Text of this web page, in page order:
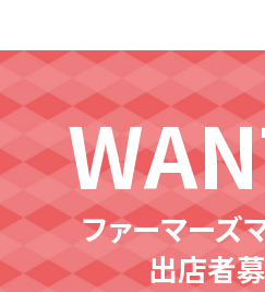
ファーマーズ
出店者